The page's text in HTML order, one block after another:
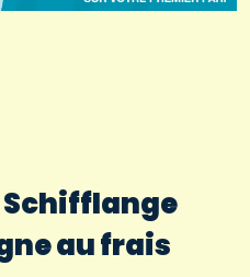
Schifflange
au frais